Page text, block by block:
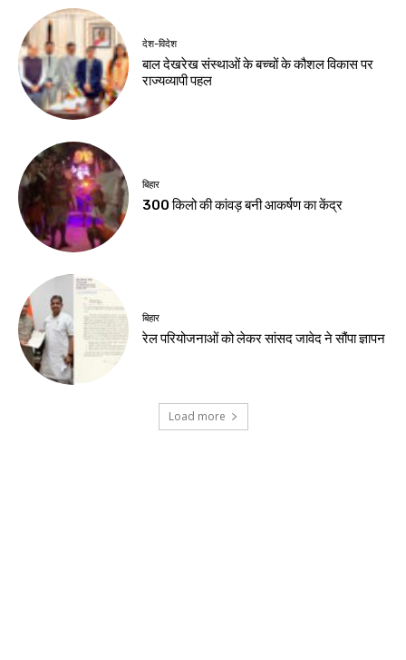
देश-विदेश
बाल देखरेख संस्थाओं के बच्चों के कौशल विकास पर
राज्यव्यापी पहल
बिहार
300 किलो की कांवड़ बनी आकर्षण का केंद्र
बिहार
रेल परियोजनाओं को लेकर सांसद जावेद ने सौंपा ज्ञापन
Load more